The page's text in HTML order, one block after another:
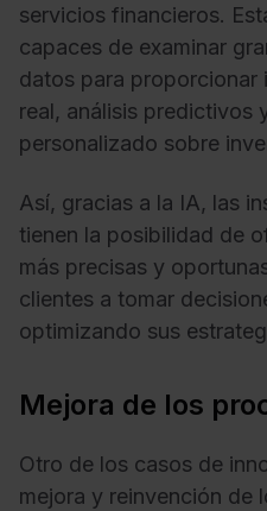
servicios financieros.
capaces de examinar
datos para proporcionar
real, análisis predictivos
personalizado sobre
Así, gracias a la IA, las
tienen la posibilidad de
más precisas y
clientes a tomar
optimizando sus
Mejora de los
Otro de los casos de
mejora y reinvención de